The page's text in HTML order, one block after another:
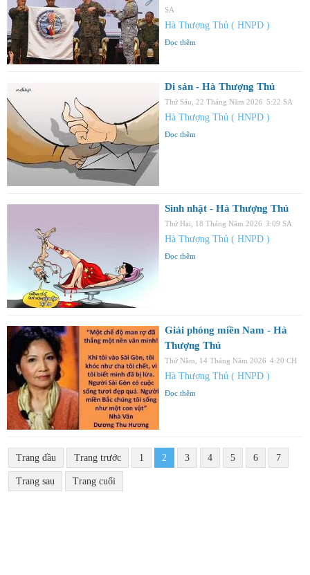
SA
Hà Thượng Thủ ( HNPD )
Đọc thêm
Di sản - Hà Thượng Thủ
Thứ Sáu, 22 Tháng Năm 2026 5:22 SA
Hà Thượng Thủ ( HNPD )
Đọc thêm
Sinh nhật - Hà Thượng Thủ
Thứ Hai, 18 Tháng Năm 2026 3:09 SA
Hà Thượng Thủ ( HNPD )
Đọc thêm
Giải phóng miền Nam - Hà
Thượng Thủ
Thứ Năm, 14 Tháng Năm 2026 4:20 CH
Hà Thượng Thủ ( HNPD )
Đọc thêm
Trang đầu Trang trước 1 2 3 4 5 6 7
Trang sau Trang cuối